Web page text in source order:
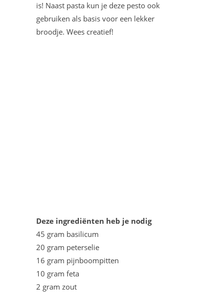
is! Naast pasta kun je deze pesto ook
gebruiken als basis voor een lekker
broodje. Wees creatief!
Deze ingrediënten heb je nodig
45 gram basilicum
20 gram peterselie
16 gram pijnboompitten
10 gram feta
2 gram zout